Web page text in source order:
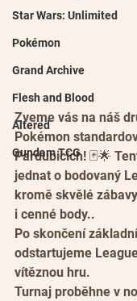
Star Wars: Unlimited
Pokémon
Grand Archive
Flesh and Blood
Altered
Gundam TCG
Zveme vás na náš
Pokémon
Pardubicích! 🃏🌟
jednat o bodovaný
kromě skvělé
i cenné body..
Po skončení
odstartujeme
vítěznou hru.
Turnaj proběhne v